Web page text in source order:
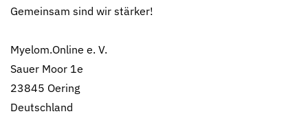
Gemeinsam sind wir stärker!
Myelom.Online e. V.
Sauer Moor 1e
23845 Oering
Deutschland